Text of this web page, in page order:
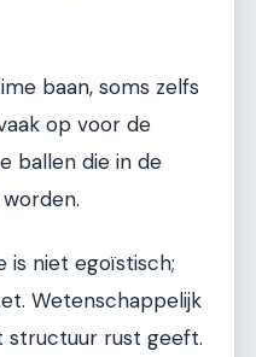
baan, soms zelfs
op voor de
ballen die in de
is niet egoïstisch;
Wetenschappelijk
structuur rust geeft.